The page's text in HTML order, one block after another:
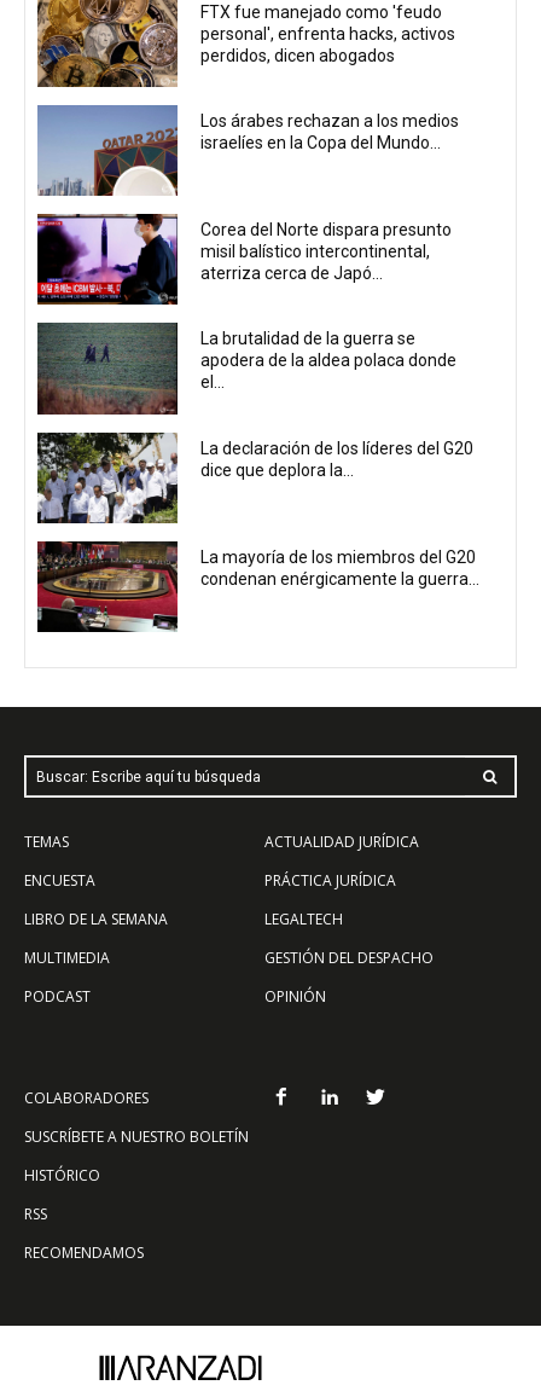
FTX fue manejado como 'feudo
personal', enfrenta hacks, activos
perdidos, dicen abogados
Los árabes rechazan a los medios
israelíes en la Copa del Mundo...
Corea del Norte dispara presunto
misil balístico intercontinental,
aterriza cerca de Japó...
La brutalidad de la guerra se
apodera de la aldea polaca donde
el...
La declaración de los líderes del G20
dice que deplora la...
La mayoría de los miembros del G20
condenan enérgicamente la guerra...
Buscar: Escribe aquí tu búsqueda
TEMAS
ENCUESTA
LIBRO DE LA SEMANA
MULTIMEDIA
PODCAST
ACTUALIDAD JURÍDICA
PRÁCTICA JURÍDICA
LEGALTECH
GESTIÓN DEL DESPACHO
OPINIÓN
COLABORADORES
SUSCRÍBETE A NUESTRO BOLETÍN
HISTÓRICO
RSS
RECOMENDAMOS